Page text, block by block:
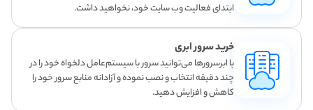
ابتدای فعالیت وب سایت خود، نخواهید داشت.
خرید سرور ابری
با ابرسرورها می‌توانید سرور با سیستم‌عامل دلخواه خود را در
چند دقیقه انتخاب و نصب نموده و آزادانه منابع سرور خود را
کاهش و افزایش دهید.